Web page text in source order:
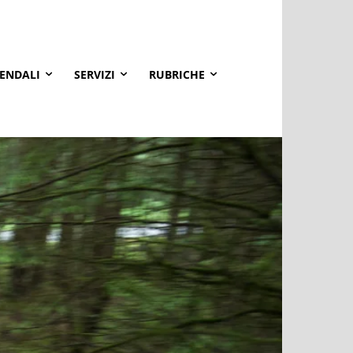
SERVIZI RUBRICHE